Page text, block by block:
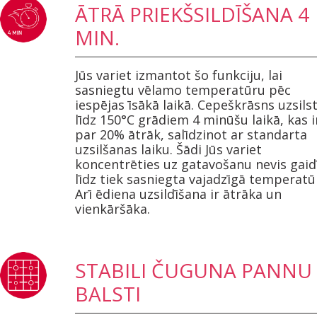
ĀTRĀ PRIEKŠSILDĪŠANA 4
MIN.
Jūs variet izmantot šo funkciju, lai
sasniegtu vēlamo temperatūru pēc
iespējas īsākā laikā. Cepeškrāsns uzsilst
līdz 150°C grādiem 4 minūšu laikā, kas
par 20% ātrāk, salīdzinot ar standarta
uzsilšanas laiku. Šādi Jūs variet
koncentrēties uz gatavošanu nevis
līdz tiek sasniegta vajadzīgā
Arī ēdiena uzsildīšana ir ātrāka un
vienkāršāka.
STABILI ČUGUNA PANNU
BALSTI